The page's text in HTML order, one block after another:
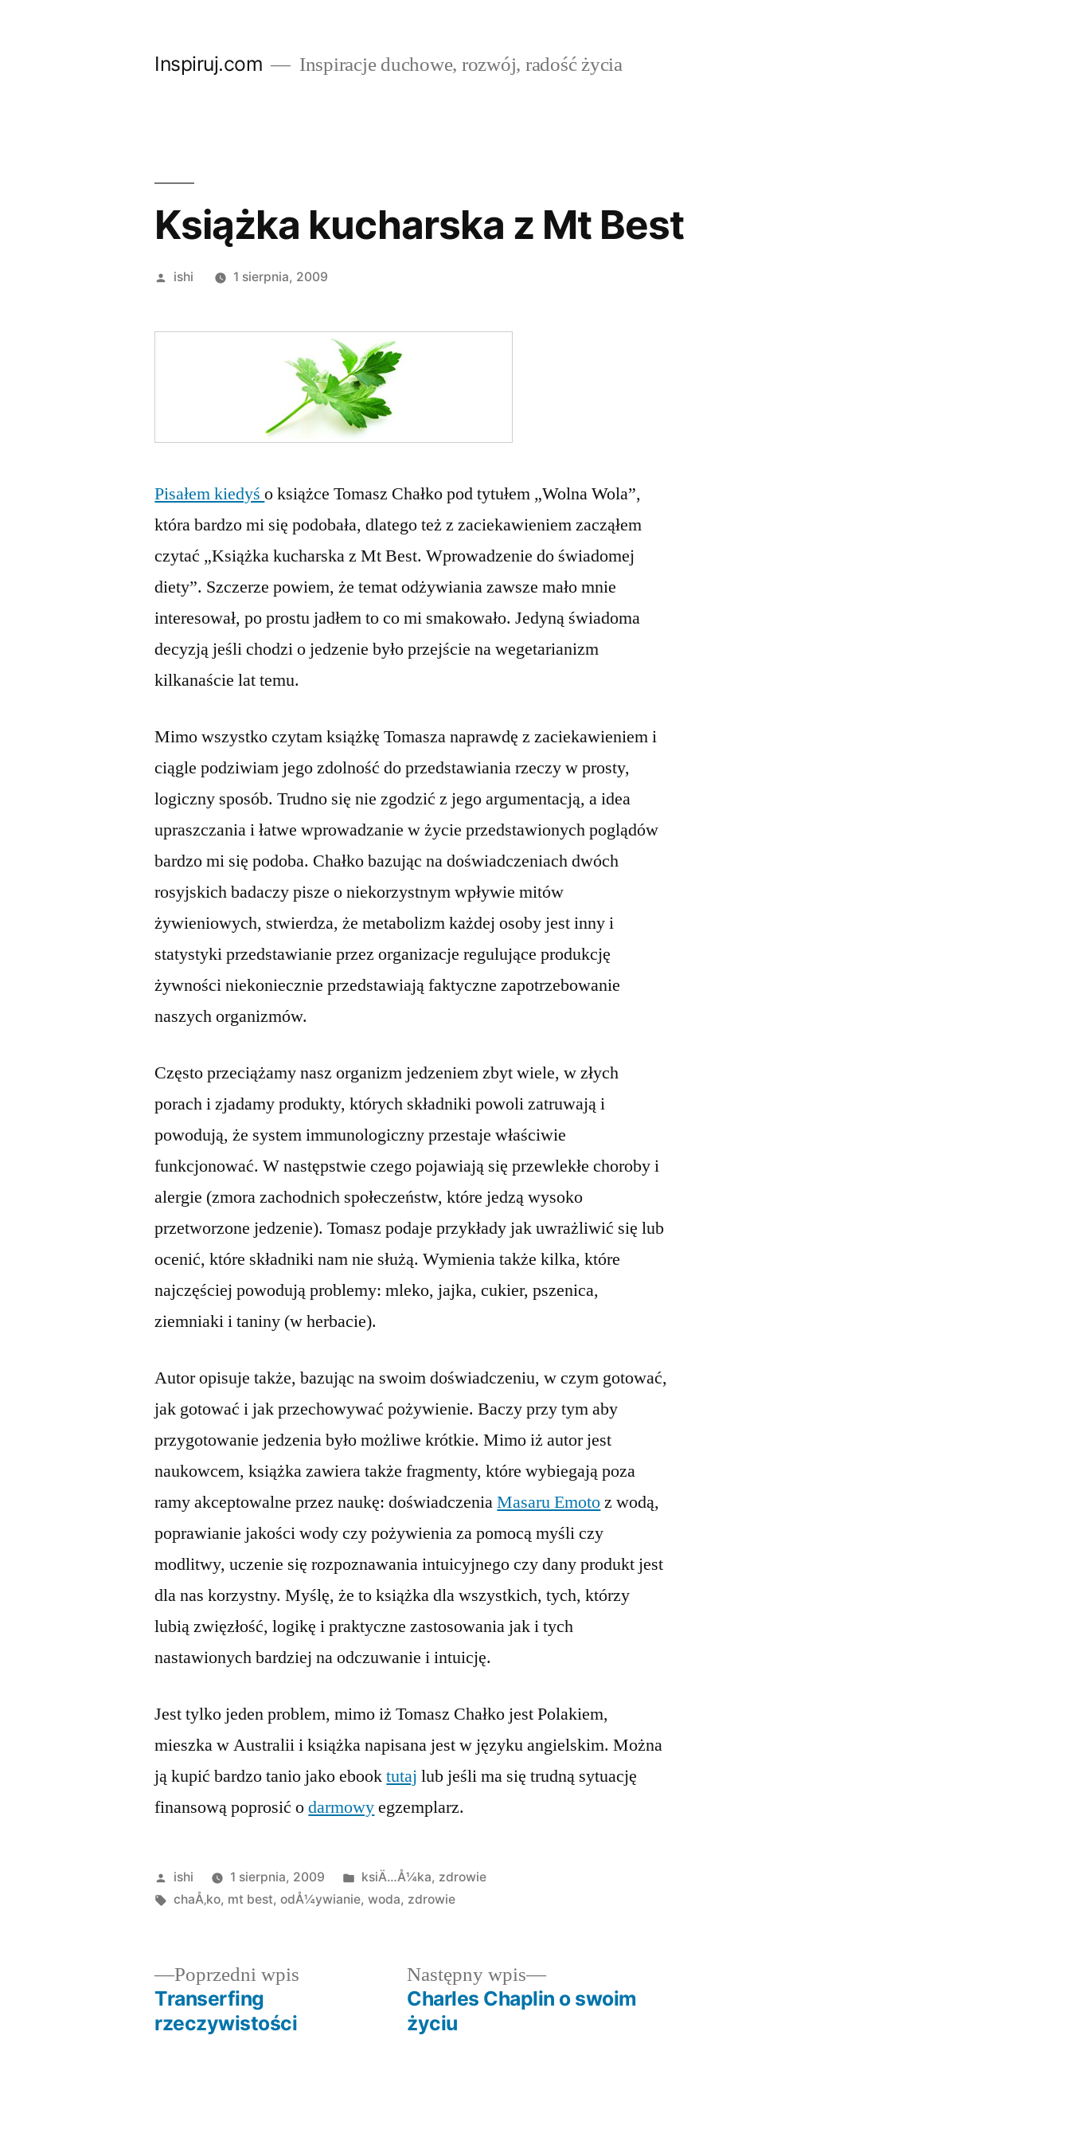
Inspiruj.com Inspiracje duchowe, rozwój, radość życia
Książka kucharska z Mt Best
Opublikowane
ishi 1 sierpnia, 2009
Pisałem kiedyśo książce Tomasz Chałko pod tytułem „Wolna Wola”,
która bardzo mi się podobała, dlatego też z zaciekawieniem zacząłem
czytać „Książka kucharska z Mt Best. Wprowadzenie do świadomej
diety”. Szczerze powiem, że temat odżywiania zawsze mało mnie
interesował, po prostu jadłem to co mi smakowało. Jedyną świadoma
decyzją jeśli chodzi o jedzenie było przejście na wegetarianizm
kilkanaście lat temu.
Mimo wszystko czytam książkę Tomasza naprawdę z zaciekawieniem i
ciągle podziwiam jego zdolność do przedstawiania rzeczy w prosty,
logiczny sposób. Trudno się nie zgodzić z jego argumentacją, a idea
upraszczania i łatwe wprowadzanie w życie przedstawionych poglądów
bardzo mi się podoba. Chałko bazując na doświadczeniach dwóch
rosyjskich badaczy pisze o niekorzystnym wpływie mitów
żywieniowych, stwierdza, że metabolizm każdej osoby jest inny i
statystyki przedstawianie przez organizacje regulujące produkcję
żywności niekoniecznie przedstawiają faktyczne zapotrzebowanie
naszych organizmów.
Często przeciążamy nasz organizm jedzeniem zbyt wiele, w złych
porach i zjadamy produkty, których składniki powoli zatruwają i
powodują, że system immunologiczny przestaje właściwie
funkcjonować. W następstwie czego pojawiają się przewlekłe choroby i
alergie (zmora zachodnich społeczeństw, które jedzą wysoko
przetworzone jedzenie). Tomasz podaje przykłady jak uwrażliwić się lub
ocenić, które składniki nam nie służą. Wymienia także kilka, które
najczęściej powodują problemy: mleko, jajka, cukier, pszenica,
ziemniaki i taniny (w herbacie).
Autor opisuje także, bazując na swoim doświadczeniu, w czym gotować,
jak gotować i jak przechowywać pożywienie. Baczy przy tym aby
przygotowanie jedzenia było możliwe krótkie. Mimo iż autor jest
naukowcem, książka zawiera także fragmenty, które wybiegają poza
ramy akceptowalne przez naukę: doświadczeniaMasaru Emotoz wodą,
poprawianie jakości wody czy pożywienia za pomocą myśli czy
modlitwy, uczenie się rozpoznawania intuicyjnego czy dany produkt jest
dla nas korzystny. Myślę, że to książka dla wszystkich, tych, którzy
lubią zwięzłość, logikę i praktyczne zastosowania jak i tych
nastawionych bardziej na odczuwanie i intuicję.
Jest tylko jeden problem, mimo iż Tomasz Chałko jest Polakiem,
mieszka w Australii i książka napisana jest w języku angielskim. Można
ją kupić bardzo tanio jako ebooktutaj lub jeśli ma się trudną sytuację
finansową poprosić odarmowyegzemplarz.
Opublikowane
przez
ishi 1 sierpnia, 2009
Opublikowano
w
ksiÄ…Å¼ka, zdrowie
Tagi:
chaÅ‚ko, mt best,odÅ¼ywianie,woda, zdrowie
Nawigacja
Poprzedni wpis
Transerfing
rzeczywistości
Następny wpis
Następny
wpis:
Charles Chaplin o swoim
życiu